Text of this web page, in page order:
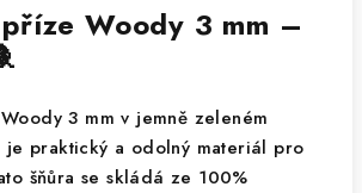
Woody 3 mm –
Woody 3 mm v jemně zeleném
je praktický a odolný materiál pro
šňůra se skládá ze 100%